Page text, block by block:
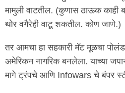
मामुली वाटतील. (कुणास ठाऊक काही
थोर वगैरेही वाटू शकतील. कोण जाणे.)
तर आमचा हा सहकारी मॅट मूळचा पोलंड
अमेरिकन नागरिक बनलेला. याच्या
मागे ट्रंपचे आणि Infowars चे बंपर